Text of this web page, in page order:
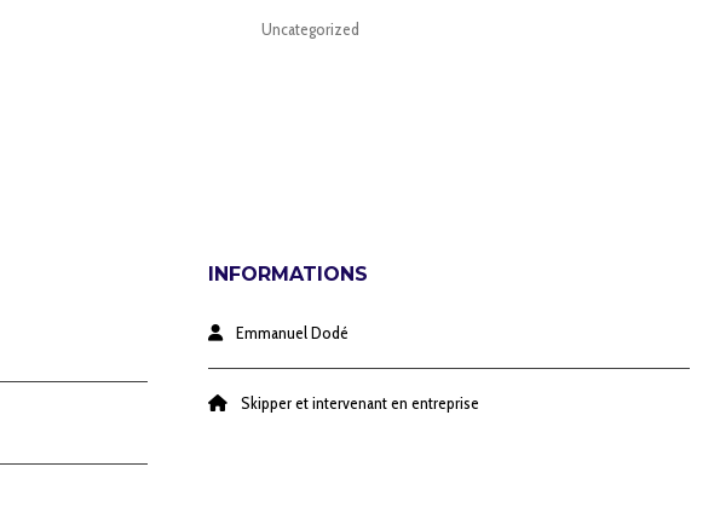
Uncategorized
INFORMATIONS
Emmanuel Dodé
Skipper et intervenant en entreprise